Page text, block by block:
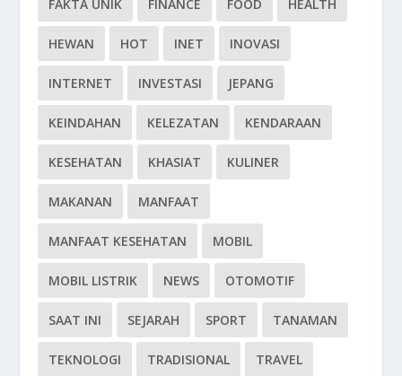
FAKTA UNIK FINANCE FOOD HEALTH
HEWAN HOT INET INOVASI
INTERNET INVESTASI JEPANG
KEINDAHAN KELEZATAN KENDARAAN
KESEHATAN KHASIAT KULINER
MAKANAN MANFAAT
MANFAAT KESEHATAN MOBIL
MOBIL LISTRIK NEWS OTOMOTIF
SAAT INI SEJARAH SPORT TANAMAN
TEKNOLOGI TRADISIONAL TRAVEL